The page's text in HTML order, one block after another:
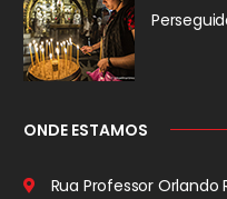
ONDE ESTAMOS
Rua Professor Orlando